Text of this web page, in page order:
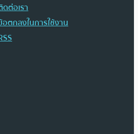
ดต่อเรา
อตกลงในการใช้งาน